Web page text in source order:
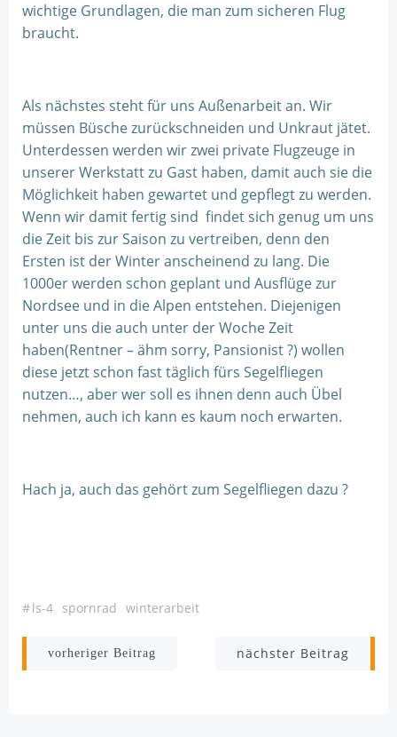
wichtige Grundlagen, die man zum sicheren Flug
braucht.
Als nächstes steht für uns Außenarbeit an. Wir
müssen Büsche zurückschneiden und Unkraut jätet.
Unterdessen werden wir zwei private Flugzeuge in
unserer Werkstatt zu Gast haben, damit auch sie die
Möglichkeit haben gewartet und gepflegt zu werden.
Wenn wir damit fertig sind findet sich genug um uns
die Zeit bis zur Saison zu vertreiben, denn den
Ersten ist der Winter anscheinend zu lang. Die
1000er werden schon geplant und Ausflüge zur
Nordsee und in die Alpen entstehen. Diejenigen
unter uns die auch unter der Woche Zeit
haben(Rentner – ähm sorry, Pansionist ?) wollen
diese jetzt schon fast täglich fürs Segelfliegen
nutzen…, aber wer soll es ihnen denn auch Übel
nehmen, auch ich kann es kaum noch erwarten.
Hach ja, auch das gehört zum Segelfliegen dazu ?
#ls-4 spornrad winterarbeit
Beitragsnavigation
vorheriger Beitrag nächster Beitrag